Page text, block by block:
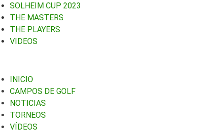
SOLHEIM CUP 2023
THE MASTERS
THE PLAYERS
VIDEOS
INICIO
CAMPOS DE GOLF
NOTICIAS
TORNEOS
VÍDEOS